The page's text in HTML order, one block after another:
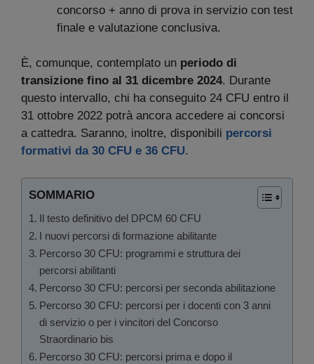
concorso + anno di prova in servizio con test
finale e valutazione conclusiva.
È, comunque, contemplato un periodo di
transizione fino al 31 dicembre 2024. Durante
questo intervallo, chi ha conseguito 24 CFU entro il
31 ottobre 2022 potrà ancora accedere ai concorsi
a cattedra. Saranno, inoltre, disponibili percorsi
formativi da 30 CFU e 36 CFU.
SOMMARIO
Il testo definitivo del DPCM 60 CFU
I nuovi percorsi di formazione abilitante
Percorso 30 CFU: programmi e struttura dei
percorsi abilitanti
Percorso 30 CFU: percorsi per seconda abilitazione
Percorso 30 CFU: percorsi per i docenti con 3 anni
di servizio o per i vincitori del Concorso
Straordinario bis
Percorso 30 CFU: percorsi prima e dopo il